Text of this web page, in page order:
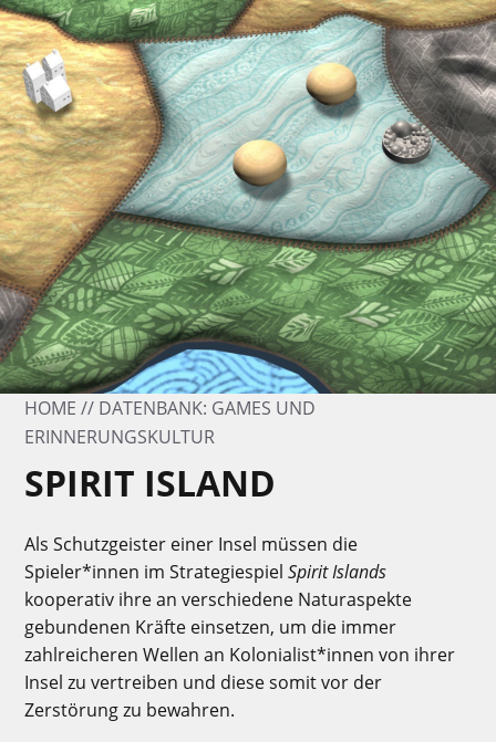
HOME
DATENBANK: GAMES UND
ERINNERUNGSKULTUR
SPIRIT ISLAND
Als Schutzgeister einer Insel müssen die
Spieler*innen im StrategiespielSpirit Islands
kooperativ ihre an verschiedene Naturaspekte
gebundenen Kräfte einsetzen, um die immer
zahlreicheren Wellen an Kolonialist*innen von ihrer
Insel zu vertreiben und diese somit vor der
Zerstörung zu bewahren.